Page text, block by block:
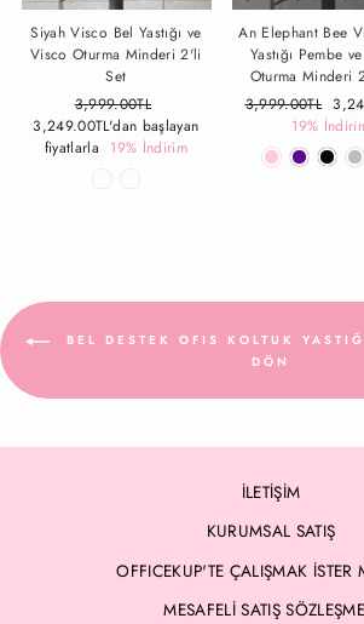
Siyah Visco Bel Yastığı ve
Visco Oturma Minderi 2'li
Set
Fiyat
3,999.00TL
Fiyat
3,249.00TL'dan başlayan
fiyatlarla
19% İndirim
An Elephant Bee
Yastığı Pembe
Oturma Minderi
Fiyat
3,999.00TL
Fiyat
19%
BEL DESTEK OFIS KOLTUK
DÖN
İLETİŞİM
KURUMSAL SATIŞ
OFFICEKUP'TE ÇALIŞMAK İSTER
MESAFELİ SATIŞ